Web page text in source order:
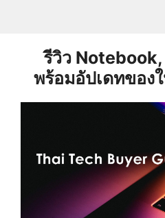
รีวิว
พร้อมอัปเดทของ